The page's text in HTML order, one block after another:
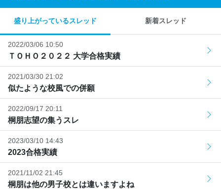
盛り上がっているスレッド 新着スレッド
2022/03/06 10:50
ＴＯＨＯ２０２２ 大学合格実績
2021/03/30 21:02
似たような校風での併願
2022/09/17 20:11
桐朋志望の集うスレ
2023/03/10 14:43
2023合格実績
2021/11/02 21:45
桐朋は他の男子校とは違いますよね